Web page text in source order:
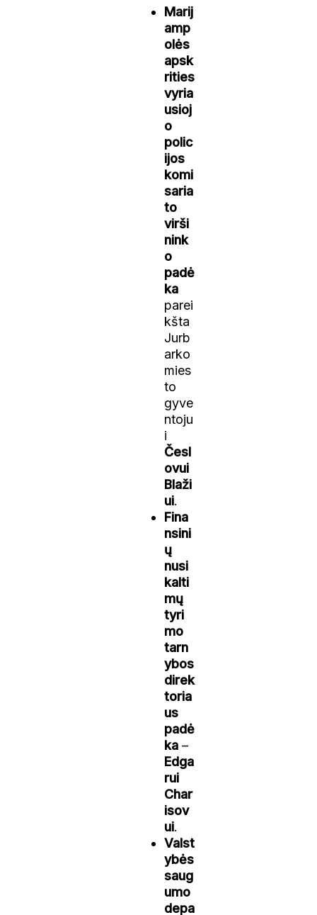
Marij
amp
olės
apsk
rities
vyria
usioj
o
polic
ijos
komi
saria
to
virši
nink
o
padė
ka
parei
kšta
Jurb
arko
mies
to
gyve
ntoju
i
Česl
ovui
Blaži
ui.
Fina
nsini
ų
nusi
kalti
mų
tyri
mo
tarn
ybos
direk
toria
us
padė
ka –
Edga
rui
Char
isov
ui.
Valst
ybės
saug
umo
depa